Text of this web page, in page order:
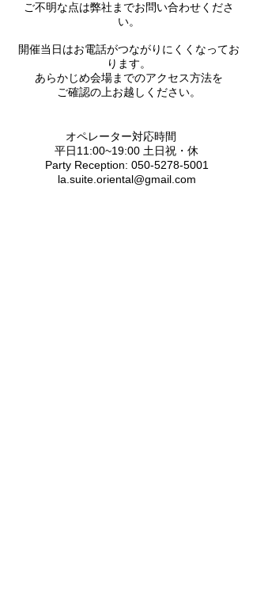
ご不明な点は弊社までお問い合わせくださ
い。
開催当日はお電話がつながりにくくなってお
ります。
あらかじめ会場までのアクセス方法を
ご確認の上お越しください。
オペレーター対応時間
平日11:00~19:00 土日祝・休
Party Reception: 050-5278-5001
la.suite.oriental@gmail.com